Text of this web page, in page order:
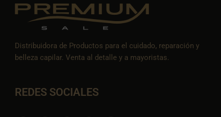
Distribuidora de Productos para el cuidado, reparación y
belleza capilar. Venta al detalle y a mayoristas.
REDES SOCIALES